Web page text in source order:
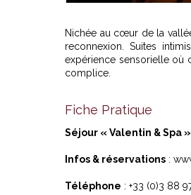
Nichée au cœur de la
reconnexion. Suites
expérience sensorielle où
complice.
Fiche Pratique
Séjour « Valentin & Spa »
Infos & réservations :
Téléphone : +33 (0)3 88